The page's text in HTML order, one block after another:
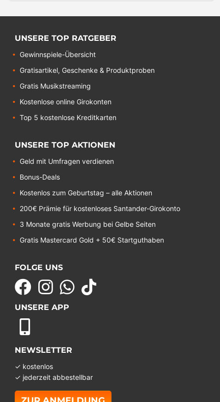
UNSERE TOP RATGEBER
Gewinnspiele-Übersicht
Gratisartikel, Geschenke & Produktproben
Gratis Musikstreaming
Kostenlose online Girokonten
Top 5 kostenlose Kreditkarten
UNSERE TOP AKTIONEN
Geld mit Umfragen verdienen
Bonus-Deals
Kostenlos zum Geburtstag – alle Aktionen
200€ Prämie für kostenloses Santander-Girokonto
3 Monate gratis Werbung bei Gelbe Seiten
Gratis Mastercard Gold + 50€ Startguthaben
FOLGE UNS
UNSERE APP
NEWSLETTER
✓ kostenlos
✓ jederzeit abbestellbar